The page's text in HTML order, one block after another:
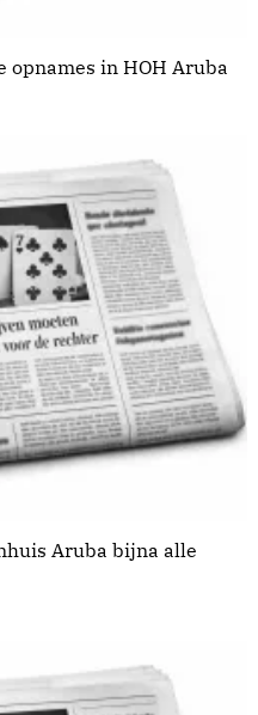
opnames in HOH Aruba
Aruba bijna alle